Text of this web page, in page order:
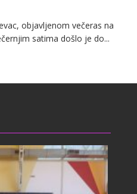
objavljenom večeras na
satima došlo je do...